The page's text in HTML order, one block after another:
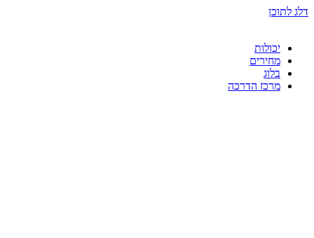
דלג לתוכן
יכולות
מחירים
בלוג
מרכז הדרכה